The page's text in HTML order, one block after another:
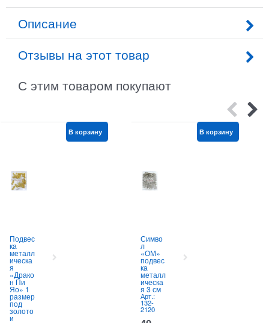
Описание
Отзывы на этот товар
С этим товаром покупают
Подвес
ка
металл
ическа
я
«Драко
н Пи
Яо» 1
размер
под
золото
и
В корзину
Симво
л
«ОМ»
подвес
ка
металл
ическа
я 3 см
Арт.:
132-
2120
В корзину